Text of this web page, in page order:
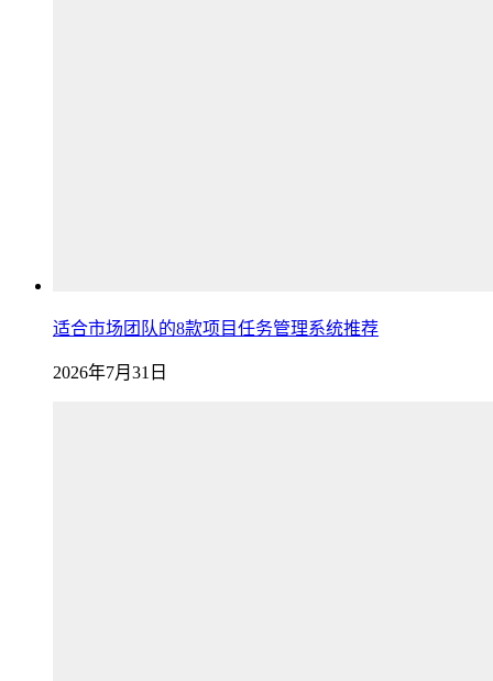
适合市场团队的8款项目任务管理系统推荐
2026年7月31日